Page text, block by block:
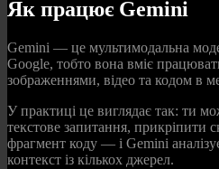
Як працює Gemini
Gemini — це мультимодальна
Google, тобто вона вміє
зображеннями, відео та кодом в
У практиці це виглядає так: ти
текстове запитання, прикріпити
фрагмент коду — і Gemini
контекст із кількох джерел.